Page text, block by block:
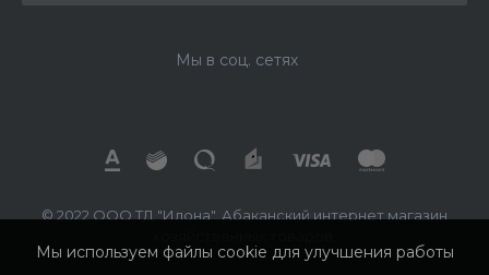
Мы в соц. сетях
© 2022 ООО ТД "Илона". Абаканский интернет магазин
Мы используем файлы cookie для улучшения работы